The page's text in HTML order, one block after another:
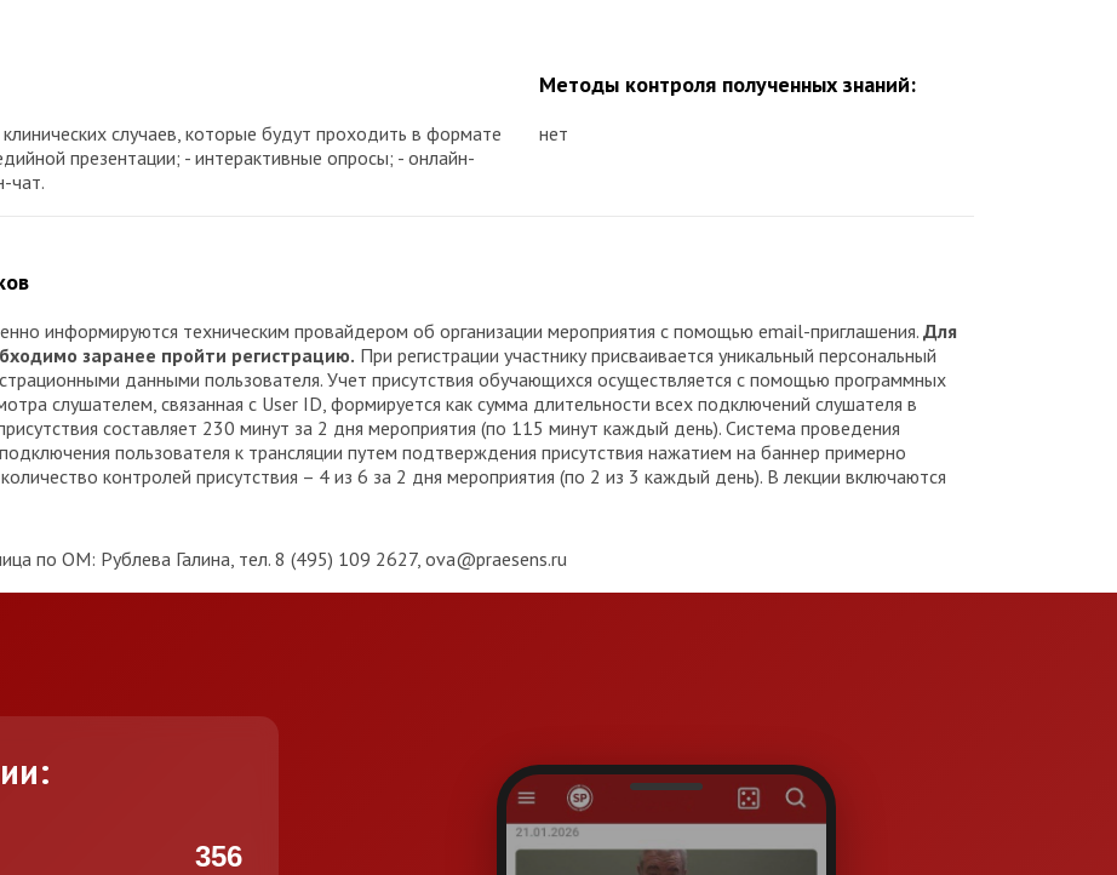
случаев, которые будут проходить в формате
презентации; - интерактивные опросы; - онлайн-
чат.
Методы контроля полученных знаний:
нет
информируются техническим провайдером об организации мероприятия с помощью email-приглашения. Для
заранее пройти регистрацию. При регистрации участнику присваивается уникальный персональный
данными пользователя. Учет присутствия обучающихся осуществляется с помощью программных
слушателем, связанная с User ID, формируется как сумма длительности всех подключений слушателя в
составляет 230 минут за 2 дня мероприятия (по 115 минут каждый день). Система проведения
пользователя к трансляции путем подтверждения присутствия нажатием на баннер примерно
контролей присутствия – 4 из 6 за 2 дня мероприятия (по 2 из 3 каждый день). В лекции включаются
по ОМ: Рублева Галина, тел. 8 (495) 109 2627, ova@praesens.ru
356